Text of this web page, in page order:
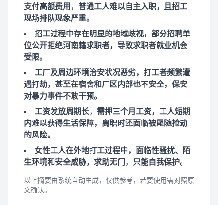
支付高额费用，普通工人难以自主入职，且招工
现场排队现象严重。
招工过程中存在明显的地域歧视，部分招聘单
位公开拒绝河南籍求职者，导致求职者就业机会
受限。
工厂及周边环境治安状况恶劣，打工者频繁遭
遇打劫，甚至在宿舍和厂区内部也不安全，保安
对暴力事件不敢干预。
工资发放周期长，需押三个月工资，工人短期
内难以获得生活保障，离职时还面临被尾随抢劫
的风险。
女性工人在外地打工过程中，面临性骚扰、陌
生环境和安全威胁，求助无门，只能自我保护。
以上摘要由系统自动生成，仅供参考，若要使用需对照原
文确认。